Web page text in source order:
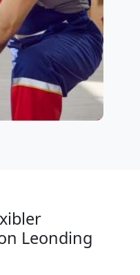
Leonding